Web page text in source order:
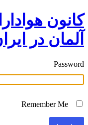
کانون
آلمان در
Password
Remember Me